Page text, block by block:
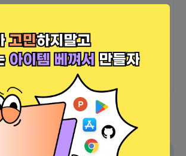
아직 후기가 도착하지 않았습니다